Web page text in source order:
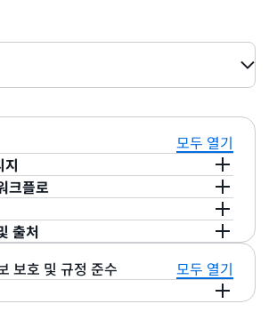
모두 열기
지
스토리지는 FASTQ, BAM,
생물 정보학 파일 형식과 호환되며 이
적이고 저렴한 비용으로 저장, 검색, 공
객체로 저장됩니다. 참조 유전체를
로 저장할 수도 있습니다. 데이터는 엄
크플로
는 대규모로 생물 정보학 워크플
데 도움이 됩니다. Ready2Run 워크
거나 자체 프라이빗 워크플로를 가져와
관리할 필요 없이 생물학적 데이터를
니다.
를 사용하면 (g)VCF, GFF3,
Iceberg 테이블로 변환할 수 있습니
와 같은 분석 서비스를 통해 유
출처
작업자와 데이터를 안전하게 공유하
할 수 있습니다. 그러므로 오믹스 데
보호 및 규정 준수
모두 열기